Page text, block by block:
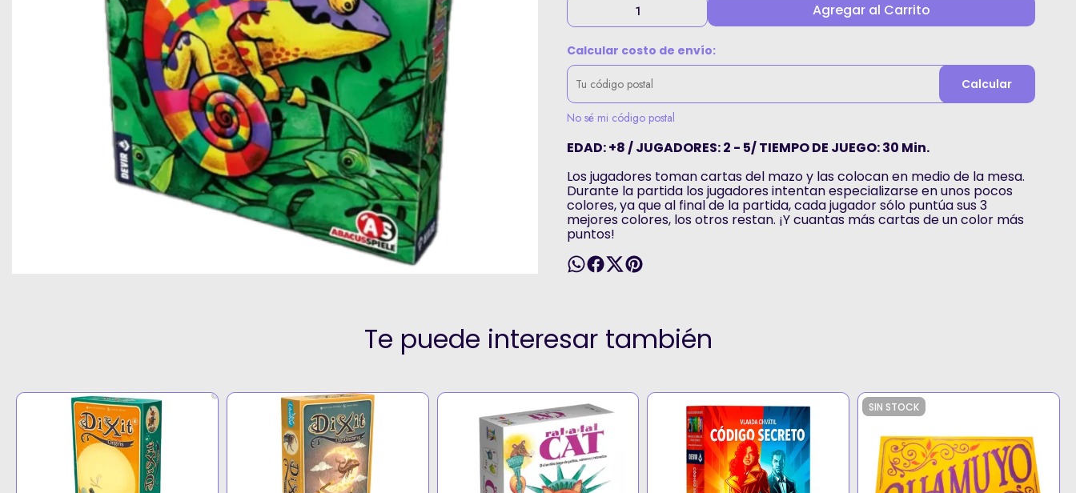
Agregar al Carrito
Calcular costo de envío:
Calcular
No sé mi código postal
EDAD: +8 / JUGADORES: 2 - 5/ TIEMPO DE JUEGO: 30 Min.
Los jugadores toman cartas del mazo y las colocan en medio de la mesa.
Durante la partida los jugadores intentan especializarse en unos pocos
colores, ya que al final de la partida, cada jugador sólo puntúa sus 3
mejores colores, los otros restan. ¡Y cuantas más cartas de un color más
puntos!
Te puede interesar también
SIN STOCK